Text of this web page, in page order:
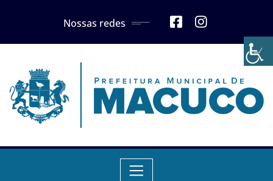
Nossas redes